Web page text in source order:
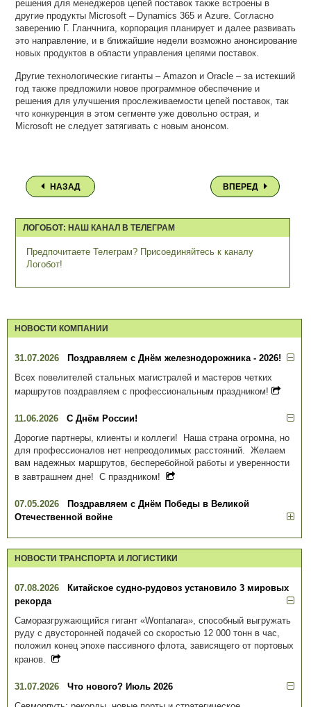
решения для менеджеров цепей поставок также встроены в
другие продукты Microsoft – Dynamics 365 и Azure. Согласно
заверению Г. Гланчнига, корпорация планирует и далее развивать
это направление, и в ближайшие недели возможно анонсирование
новых продуктов в области управления цепями поставок.
Другие технологические гиганты – Amazon и Oracle – за истекший
год также предложили новое программное обеспечение и
решения для улучшения прослеживаемости цепей поставок, так
что конкуренция в этом сегменте уже довольно острая, и
Microsoft не следует затягивать с новым анонсом.
НАЗАД ВПЕРЕД
ЛОГОБОТ: НАШ КАНАЛ В ТЕЛЕГРАМ
Предпочитаете Телеграм? Присоединяйтесь к каналу
Логобот!
НОВОСТИ КОМПАНИИ
31.07.2026
Поздравляем с Днём железнодорожника - 2026!
Всех повелителей стальных магистралей и мастеров четких
маршрутов поздравляем с профессиональным праздником!
11.06.2026
С Днём России!
Дорогие партнеры, клиенты и коллеги! Наша страна огромна, но
для профессионалов нет непреодолимых расстояний. Желаем
вам надежных маршрутов, бесперебойной работы и уверенности
в завтрашнем дне! С праздником!
07.05.2026
Поздравляем с Днём Победы в Великой
Отечественной войне
НОВОСТИ ТРАНСПОРТА И ЛОГИСТИКИ
07.08.2026
Китайское судно-рудовоз установило 3 мировых
рекорда
Саморазгружающийся гигант «Wontanara», способный выгружать
руду с двусторонней подачей со скоростью 12 000 тонн в час,
положил конец эпохе пассивного флота, зависящего от портовых
кранов.
31.07.2026
Что нового? Июль 2026